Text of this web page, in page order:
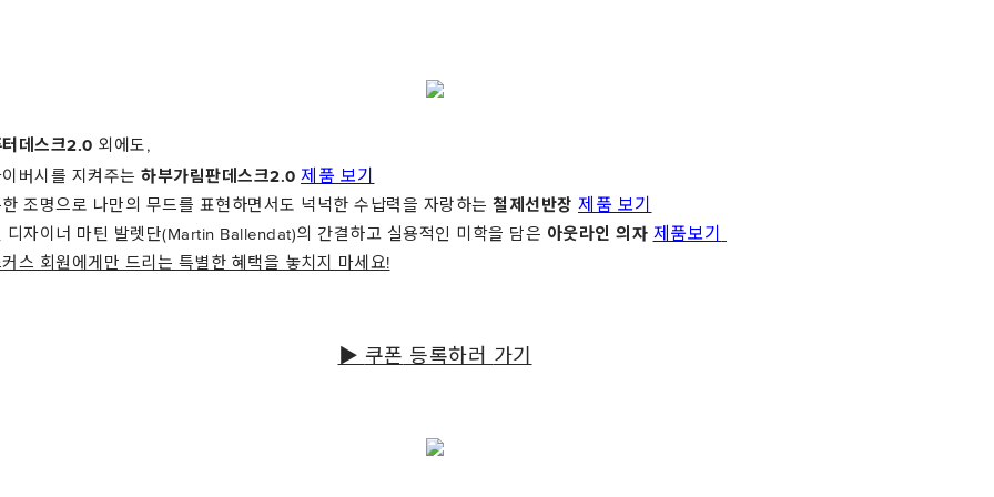
터데스크2.0 외에도,
버시를 지켜주는 하부가림판데스크2.0 제품 보기
조명으로 나만의 무드를 표현하면서도 넉넉한 수납력을 자랑하는 철제선반장 제품 보기
디자이너 마틴 발렛단(Martin Ballendat)의 간결하고 실용적인 미학을 담은 아웃라인 의자 제품보기
스 회원에게만 드리는 특별한 혜택을 놓치지 마세요!
▶ 쿠폰 등록하러 가기